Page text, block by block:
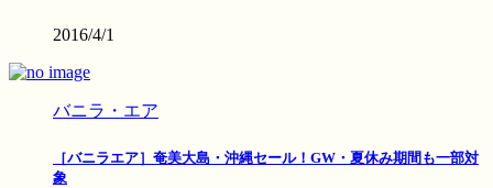
2016/4/1
バニラ・エア
［バニラエア］奄美大島・沖縄セール！GW・夏休み期間も一部対
象